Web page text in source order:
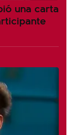
una carta